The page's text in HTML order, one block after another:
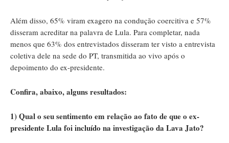
Além disso, 65% viram exagero na condução coercitiva e 57%
disseram acreditar na palavra de Lula. Para completar, nada
menos que 63% dos entrevistados disseram ter visto a entrevista
coletiva dele na sede do PT, transmitida ao vivo após o
depoimento do ex-presidente.
Confira, abaixo, alguns resultados:
1) Qual o seu sentimento em relação ao fato de que o ex-
presidente Lula foi incluído na investigação da Lava Jato?